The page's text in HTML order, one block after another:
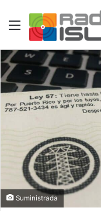
Menu
Suministrada